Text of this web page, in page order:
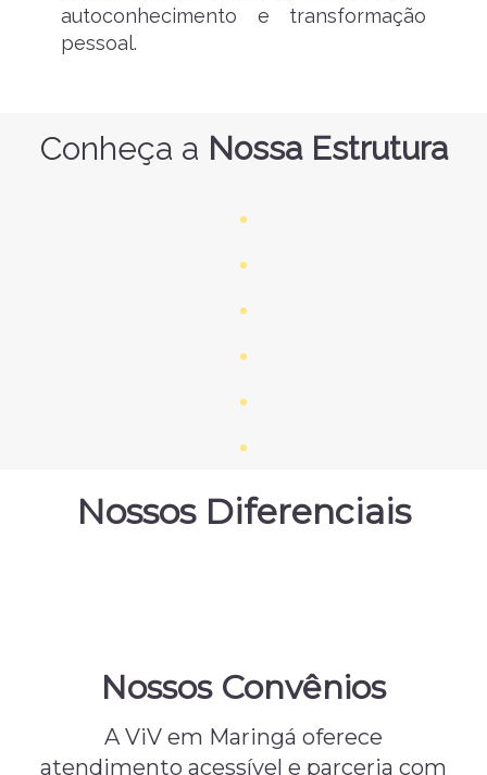
autoconhecimento e transformação
pessoal.
Conheça a Nossa Estrutura
Nossos Diferenciais
Nossos Convênios
A ViV em Maringá oferece
atendimento acessível e parceria com